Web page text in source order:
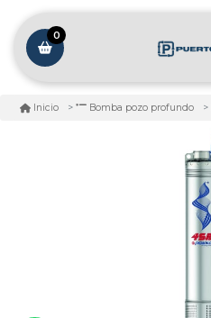
0
Inicio Bomba pozo profundo